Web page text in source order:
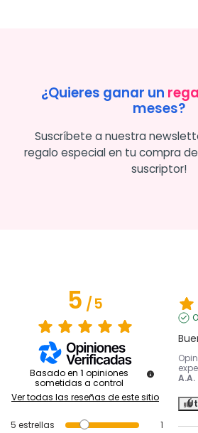
¿Quieres ganar un
meses?
Suscríbete a nuestra
regalo especial en tu compra
suscriptor!
5/5
Basado en 1 opiniones
sometidas a control
Ver todas las reseñas de este sitio
5 estrellas
1
A.A.